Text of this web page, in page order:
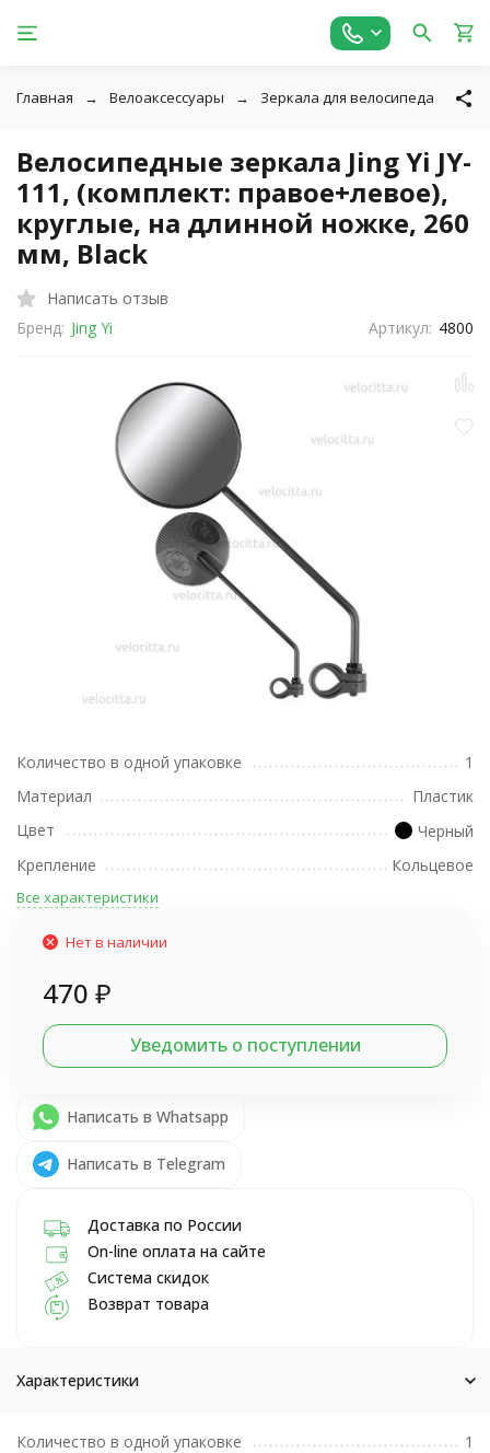
Главная Велоаксессуары Зеркала для велосипеда
Велосипедные зеркала Jing Yi JY-
111, (комплект: правое+левое),
круглые, на длинной ножке, 260
мм, Black
Написать отзыв
Бренд: Jing Yi Артикул: 4800
Количество в одной упаковке
1
Материал
Пластик
Цвет
Черный
Крепление
Кольцевое
Все характеристики
Нет в наличии
470 ₽
Уведомить о поступлении
Написать в Whatsapp
Написать в Telegram
Доставка по России
On-line оплата на сайте
Система скидок
Возврат товара
Характеристики
Количество в одной упаковке
1